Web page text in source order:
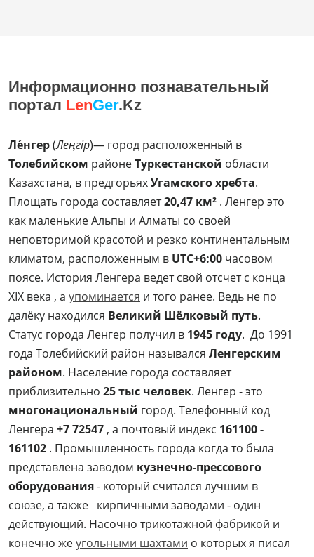
Информационно познавательный
портал LenGer.Kz
Ле́нгер(Леңгір)— город расположенный в
Толебийском районеТуркестанской области
Казахстана, в предгорьяхУгамского хребта.
Площать города составляет20,47 км² . Ленгер это
как маленькие Альпы и Алматы со своей
неповторимой красотой и резко континентальным
климатом, расположенным в UTC+6:00 часовом
поясе. История Ленгера ведет свой отсчет с конца
XIX века , а упоминается и того ранее. Ведь не по
далёку находился Великий Шёлковый путь.
Статус города Ленгер получил в 1945 году. До 1991
года Толебийский район назывался Ленгерским
районом. Население города составляет
приблизительно 25 тыс человек. Ленгер - это
многонациональный город. Телефонный код
Ленгера +7 72547 , а почтовый индекс 161100 -
161102 . Промышленность города когда то была
представлена заводом кузнечно-прессового
оборудования- который считался лучшим в
союзе, а также кирпичными заводами - один
действующий. Насочно трикотажной фабрикой и
конечно жеугольными шахтами о которых я писал